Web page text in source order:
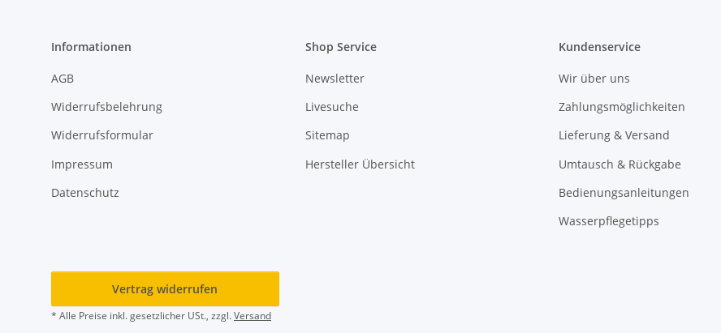
Informationen
AGB
Widerrufsbelehrung
Widerrufsformular
Impressum
Datenschutz
Shop Service
Newsletter
Livesuche
Sitemap
Hersteller Übersicht
Kundenservice
Wir über uns
Zahlungsmöglichkeiten
Lieferung & Versand
Umtausch & Rückgabe
Bedienungsanleitungen
Wasserpflegetipps
Vertrag widerrufen
* Alle Preise inkl. gesetzlicher USt., zzgl.Versand